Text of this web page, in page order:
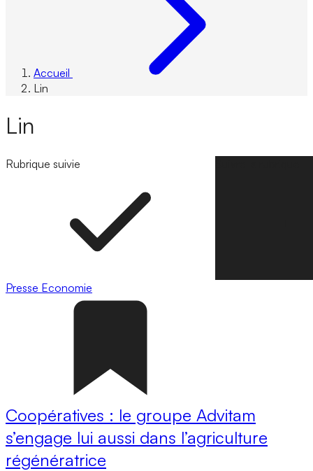
Accueil
Lin
Lin
Rubrique suivie
Presse Economie
Coopératives : le groupe Advitam
s’engage lui aussi dans l’agriculture
régénératrice